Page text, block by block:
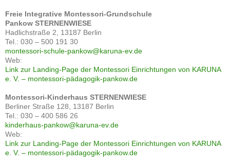
Freie Integrative Montessori-Grundschule
Pankow STERNENWIESE
Hadlichstraße 2, 13187 Berlin
Tel.: 030 – 500 191 30
montessori-schule-pankow@karuna-ev.de
Web:
Link zur Landing-Page der Montessori Einrichtungen von KARUNA
e. V. – montessori-pädagogik-pankow.de
Montessori-Kinderhaus STERNENWIESE
Berliner Straße 128, 13187 Berlin
Tel.: 030 – 400 586 26
kinderhaus-pankow@karuna-ev.de
Web:
Link zur Landing-Page der Montessori Einrichtungen von KARUNA
e. V. – montessori-pädagogik-pankow.de